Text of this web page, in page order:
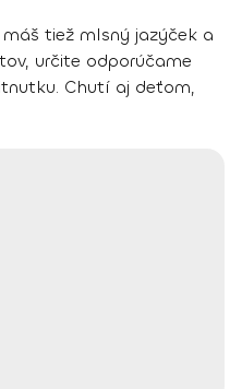
tiež mlsný jazýček a
určite odporúčame
Chutí aj deťom,